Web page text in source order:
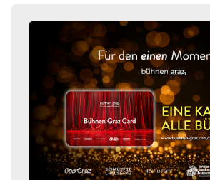
Next Generation-
Mi.
23.06.2027
Mi. 23.06.2027
20:00–21:00 Uhr